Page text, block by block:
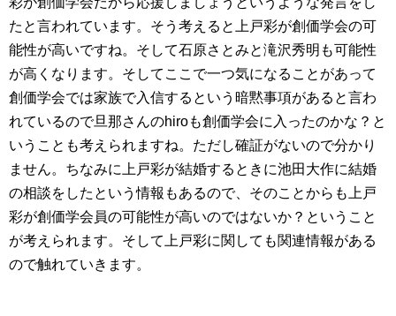
たと言われています。そう考えると上戸彩が創価学会の可
能性が高いですね。そして石原さとみと滝沢秀明も可能性
が高くなります。そしてここで一つ気になることがあって
創価学会では家族で入信するという暗黙事項があると言わ
れているので旦那さんのhiroも創価学会に入ったのかな？と
いうことも考えられますね。ただし確証がないので分かり
ません。ちなみに上戸彩が結婚するときに池田大作に結婚
の相談をしたという情報もあるので、そのことからも上戸
彩が創価学会員の可能性が高いのではないか？ということ
が考えられます。そして上戸彩に関しても関連情報がある
ので触れていきます。